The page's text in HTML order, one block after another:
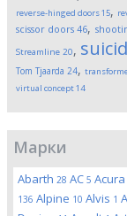
reverse-hinged doors15,
scissor doors 46,
Streamline 20,
Tom Tjaarda 24,
virtual concept14
Марки
Abarth 28 AC 5 Acura
136 Alpine 10 Alvis 1